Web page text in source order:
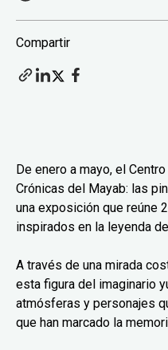
Compartir
De enero a mayo, el
Crónicas del Mayab: las
una exposición que reúne
inspirados en la leyenda
A través de una mirada
esta figura del imaginario
atmósferas y personajes
que han marcado la